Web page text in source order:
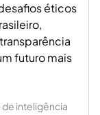
éticos
futuro mais
de inteligência